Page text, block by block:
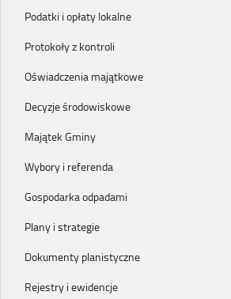
Podatki i opłaty lokalne
Protokoły z kontroli
Oświadczenia majątkowe
Decyzje środowiskowe
Majątek Gminy
Wybory i referenda
Gospodarka odpadami
Plany i strategie
Dokumenty planistyczne
Rejestry i ewidencje